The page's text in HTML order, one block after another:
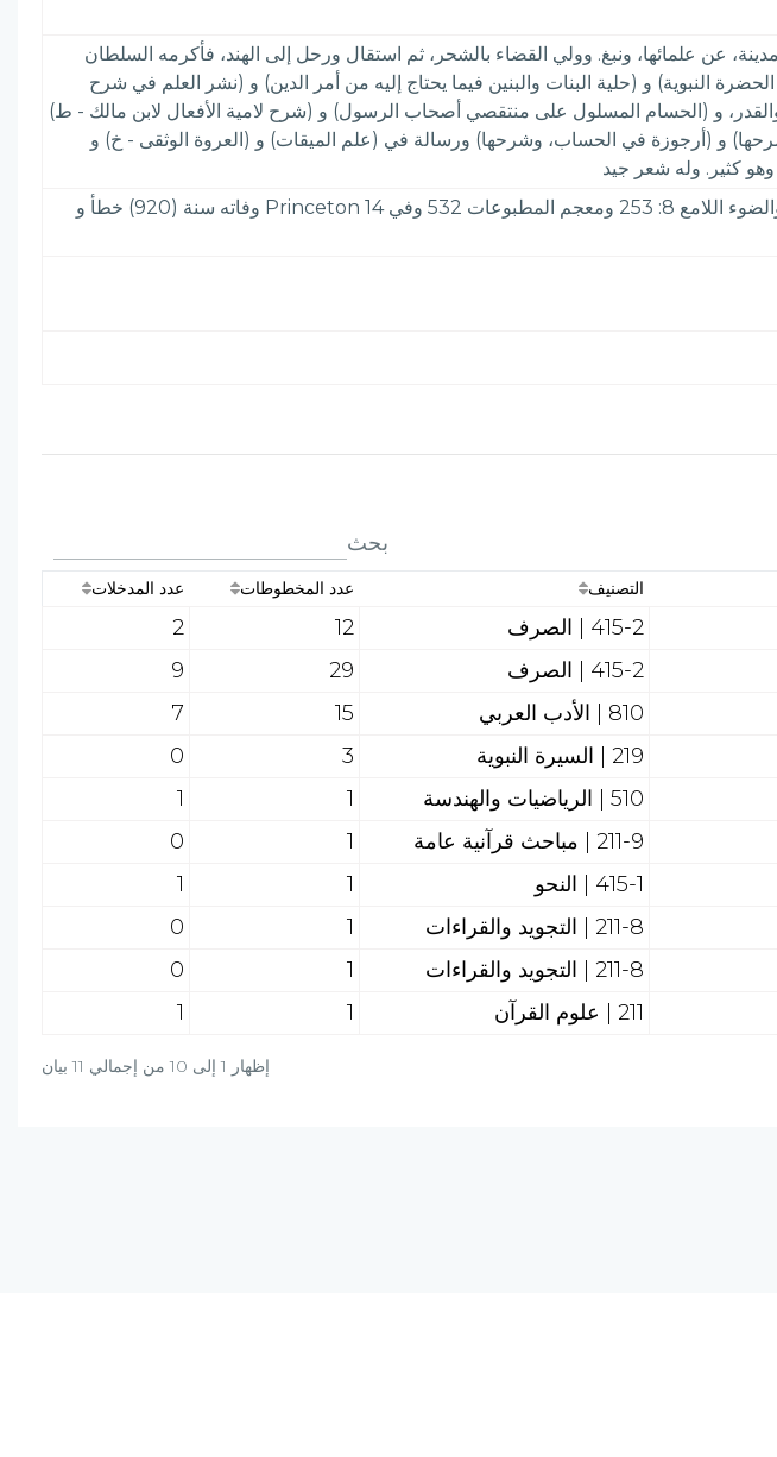
عن علمائها، ونبغ. وولي القضاء بالشحر، ثم استقال ورحل إلى الهند، فأكرمه السلطان
النبوية) و (حلية البنات والبنين فيما يحتاج إليه من أمر الدين) و (نشر العلم في شرح
و (الحسام المسلول على منتقصي أصحاب الرسول) و (شرح لامية الأفعال لابن مالك - ط)
و (أرجوزة في الحساب، وشرحها) ورسالة في (علم الميقات) و (العروة الوثقى - خ) و
كثير. وله شعر جيد
الأعلام 6: 315& النور السافر 143 والسنا الباهر - خ. وظفر الواله 1: 118 - 120 والتاج 6: 284 والضوء اللامع 8: 253 ومعجم المطبوعات 532 وفي Princeton 14 وفاته سنة (920) خطأ و
بحث
التصنيف عدد المخطوطات عدد المدخلات
415-2 | الصرف 12
2
415-2 | الصرف 29
9
810 | الأدب العربي 15
7
219 | السيرة النبوية 3
0
510 | الرياضيات والهندسة 1
1
211-9 | مباحث قرآنية عامة 1
0
415-1 | النحو 1
1
211-8 | التجويد والقراءات 1
0
211-8 | التجويد والقراءات 1
0
211 | علوم القرآن 1
1
إظهار 1 إلى 10 من إجمالي 11 بيان